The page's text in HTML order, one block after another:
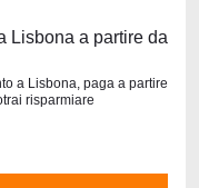
Lisbona a partire da
a Lisbona, paga a partire
risparmiare